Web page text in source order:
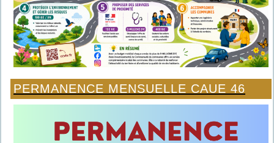
PERMANENCE MENSUELLE CAUE 46